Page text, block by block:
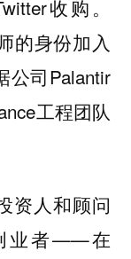
收购。
的身份加入
公司Palantir
工程团队
资人和顾问
业者——在